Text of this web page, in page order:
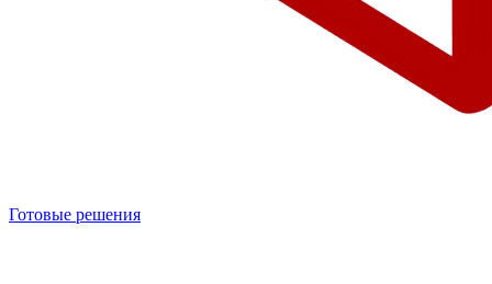
Готовые решения